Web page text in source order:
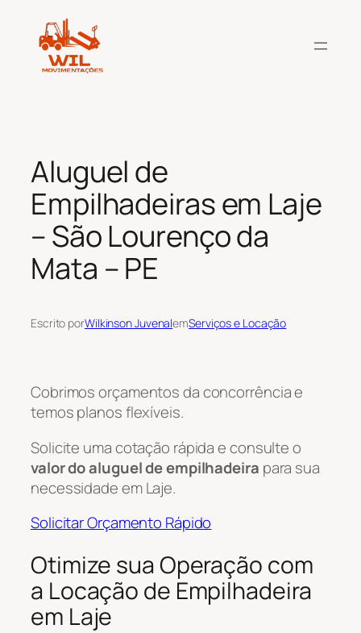
conteúdo
Aluguel de
Empilhadeiras em Laje
– São Lourenço da
Mata – PE
Escrito porWilkinson JuvenalemServiços e Locação
Cobrimos orçamentos da concorrência e
temos planos flexíveis.
Solicite uma cotação rápida e consulte o
valor do aluguel de empilhadeira para sua
necessidade em Laje.
Solicitar Orçamento Rápido
Otimize sua Operação com
a Locação de Empilhadeira
em Laje